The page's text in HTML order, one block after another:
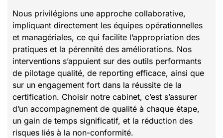
Nous privilégions une approche collaborative,
impliquant directement les équipes opérationnelles
et managériales, ce qui facilite l’appropriation des
pratiques et la pérennité des améliorations. Nos
interventions s’appuient sur des outils performants
de pilotage qualité, de reporting efficace, ainsi que
sur un engagement fort dans la réussite de la
certification. Choisir notre cabinet, c’est s’assurer
d’un accompagnement de qualité à chaque étape,
un gain de temps significatif, et la réduction des
risques liés à la non-conformité.